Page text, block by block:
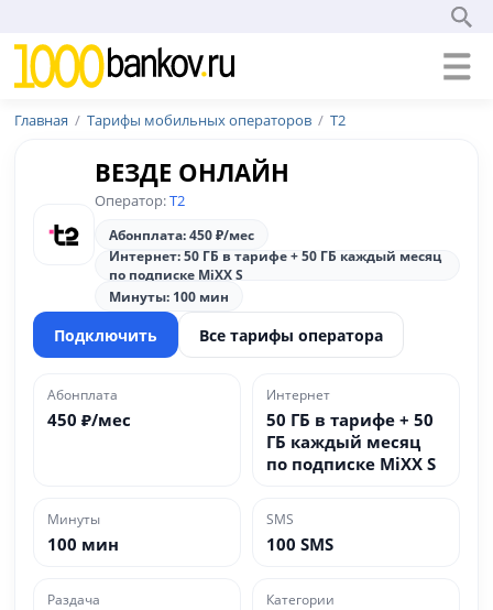
Главная Тарифы мобильных операторов Т2
ВЕЗДЕ ОНЛАЙН
Оператор:Т2
Абонплата: 450 ₽/мес
Интернет: 50 ГБ в тарифе + 50 ГБ каждый месяц
по подписке MiXX S
Минуты: 100 мин
Подключить Все тарифы оператора
Абонплата
450 ₽/мес
Интернет
50 ГБ в тарифе + 50
ГБ каждый месяц
по подписке MiXX S
Минуты
100 мин
SMS
100 SMS
Раздача Категории